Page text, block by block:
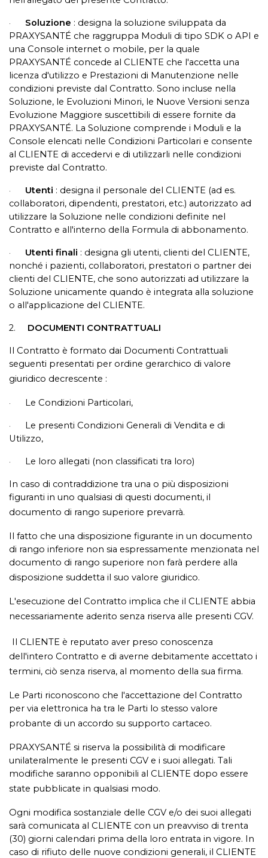
· Soluzione : designa la soluzione sviluppata da
PRAXYSANTÉ che raggruppa Moduli di tipo SDK o API e
una Console internet o mobile, per la quale
PRAXYSANTÉ concede al CLIENTE che l'accetta una
licenza d'utilizzo e Prestazioni di Manutenzione nelle
condizioni previste dal Contratto. Sono incluse nella
Soluzione, le Evoluzioni Minori, le Nuove Versioni senza
Evoluzione Maggiore suscettibili di essere fornite da
PRAXYSANTÉ. La Soluzione comprende i Moduli e la
Console elencati nelle Condizioni Particolari e consente
al CLIENTE di accedervi e di utilizzarli nelle condizioni
previste dal Contratto.
· Utenti : designa il personale del CLIENTE (ad es.
collaboratori, dipendenti, prestatori, etc.) autorizzato ad
utilizzare la Soluzione nelle condizioni definite nel
Contratto e all'interno della Formula di abbonamento.
· Utenti finali : designa gli utenti, clienti del CLIENTE,
nonché i pazienti, collaboratori, prestatori o partner dei
clienti del CLIENTE, che sono autorizzati ad utilizzare la
Soluzione unicamente quando è integrata alla soluzione
o all'applicazione del CLIENTE.
2. DOCUMENTI CONTRATTUALI
Il Contratto è formato dai Documenti Contrattuali
seguenti presentati per ordine gerarchico di valore
giuridico decrescente :
· Le Condizioni Particolari,
· Le presenti Condizioni Generali di Vendita e di
Utilizzo,
· Le loro allegati (non classificati tra loro)
In caso di contraddizione tra una o più disposizioni
figuranti in uno qualsiasi di questi documenti, il
documento di rango superiore prevarrà.
Il fatto che una disposizione figurante in un documento
di rango inferiore non sia espressamente menzionata nel
documento di rango superiore non farà perdere alla
disposizione suddetta il suo valore giuridico.
L'esecuzione del Contratto implica che il CLIENTE abbia
necessariamente aderito senza riserva alle presenti CGV.
Il CLIENTE è reputato aver preso conoscenza
dell'intero Contratto e di averne debitamente accettato i
termini, ciò senza riserva, al momento della sua firma.
Le Parti riconoscono che l'accettazione del Contratto
per via elettronica ha tra le Parti lo stesso valore
probante di un accordo su supporto cartaceo.
PRAXYSANTÉ si riserva la possibilità di modificare
unilateralmente le presenti CGV e i suoi allegati. Tali
modifiche saranno opponibili al CLIENTE dopo essere
state pubblicate in qualsiasi modo.
Ogni modifica sostanziale delle CGV e/o dei suoi allegati
sarà comunicata al CLIENTE con un preavviso di trenta
(30) giorni calendari prima della loro entrata in vigore. In
caso di rifiuto delle nuove condizioni generali, il CLIENTE